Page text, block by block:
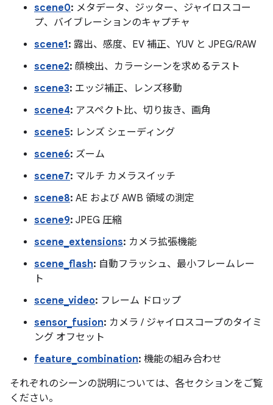
scene0: メタデータ、ジッター、ジャイロスコー
プ、バイブレーションのキャプチャ
scene1: 露出、感度、EV 補正、YUV と JPEG/RAW
scene2: 顔検出、カラーシーンを求めるテスト
scene3: エッジ補正、レンズ移動
scene4: アスペクト比、切り抜き、画角
scene5: レンズ シェーディング
scene6: ズーム
scene7: マルチ カメラスイッチ
scene8: AE および AWB 領域の測定
scene9: JPEG 圧縮
scene_extensions: カメラ拡張機能
scene_flash: 自動フラッシュ、最小フレームレー
ト
scene_video: フレーム ドロップ
sensor_fusion: カメラ / ジャイロスコープのタイミ
ング オフセット
feature_combination: 機能の組み合わせ
それぞれのシーンの説明については、各セクションをご覧
ください。